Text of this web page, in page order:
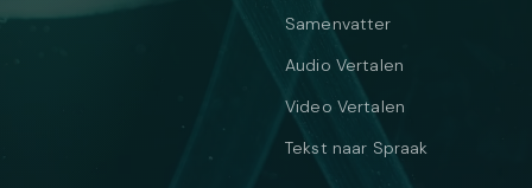
Samenvatter
Audio Vertalen
Video Vertalen
Tekst naar Spraak